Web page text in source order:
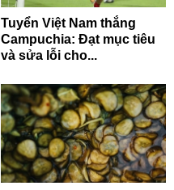
Tuyển Việt Nam thắng
Campuchia: Đạt mục tiêu
và sửa lỗi cho...